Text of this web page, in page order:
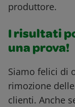
produttore.
I risultati
una prova!
Siamo felici di
rimozione
clienti. Anche